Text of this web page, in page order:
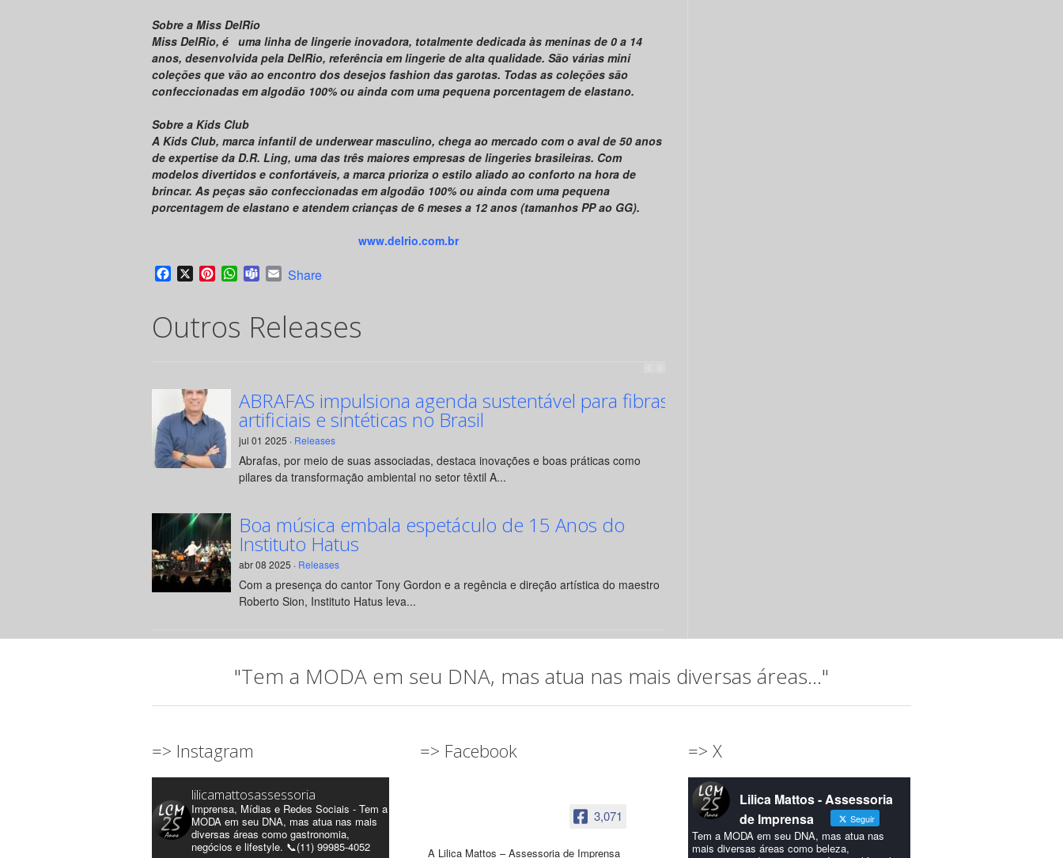
Sobre a Miss DelRio
Miss DelRio, é uma linha de lingerie inovadora, totalmente dedicada às meninas de 0 a 14
anos, desenvolvida pela DelRio, referência em lingerie de alta qualidade. São várias mini
coleções que vão ao encontro dos desejos fashion das garotas. Todas as coleções são
confeccionadas em algodão 100% ou ainda com uma pequena porcentagem de elastano.
Sobre a Kids Club
A Kids Club, marca infantil de underwear masculino, chega ao mercado com o aval de 50 anos
de expertise da D.R. Ling, uma das três maiores empresas de lingeries brasileiras. Com
modelos divertidos e confortáveis, a marca prioriza o estilo aliado ao conforto na hora de
brincar. As peças são confeccionadas em algodão 100% ou ainda com uma pequena
porcentagem de elastano e atendem crianças de 6 meses a 12 anos (tamanhos PP ao GG).
www.delrio.com.br
Facebook
X PinterestWhatsApp
TeamsEmail
Share
Outros Releases
ABRAFAS impulsiona agenda sustentável para fibras
artificiais e sintéticas no Brasil
jul 01 2025 · Releases
Abrafas, por meio de suas associadas, destaca inovações e boas práticas como
pilares da transformação ambiental no setor têxtil A...
Boa música embala espetáculo de 15 Anos do
Instituto Hatus
abr 08 2025 · Releases
Com a presença do cantor Tony Gordon e a regência e direção artística do maestro
Roberto Sion, Instituto Hatus leva...
"Tem a MODA em seu DNA, mas atua nas mais diversas áreas..."
=> Instagram
lilicamattosassessoria
Imprensa, Mídias e Redes Sociais - Tem a
MODA em seu DNA, mas atua nas mais
diversas áreas como gastronomia,
negócios e lifestyle. 📞(11) 99985-4052
=> Facebook
3,071
A Lilica Mattos – Assessoria de Imprensa
=> X
Lilica Mattos - Assessoria
de Imprensa
Seguir
Tem a MODA em seu DNA, mas atua nas
mais diversas áreas como beleza,